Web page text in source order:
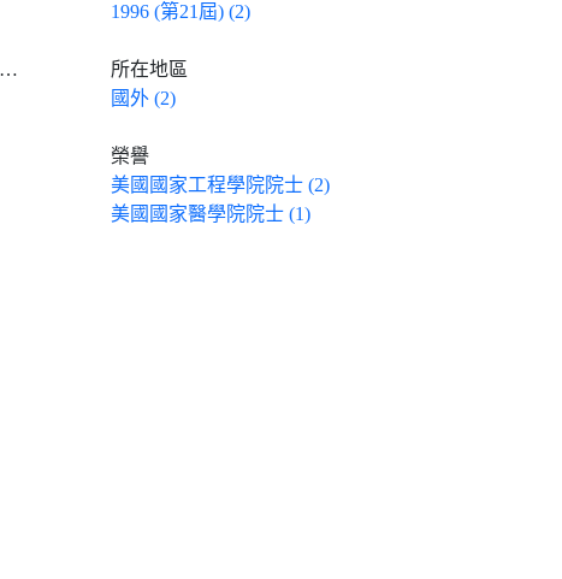
1996 (第21屆) (2)
所在地區
國外 (2)
榮譽
美國國家工程學院院士 (2)
美國國家醫學院院士 (1)